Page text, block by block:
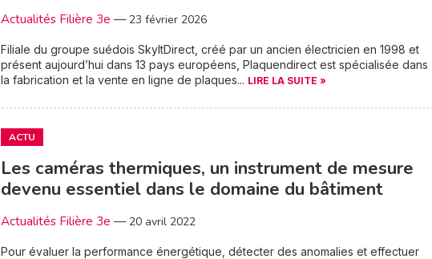
Actualités Filière 3e — 23 février 2026
Filiale du groupe suédois SkyltDirect, créé par un ancien électricien en 1998 et
présent aujourd’hui dans 13 pays européens, Plaquendirect est spécialisée dans
la fabrication et la vente en ligne de plaques... LIRE LA SUITE »
ACTU
Les caméras thermiques, un instrument de mesure
devenu essentiel dans le domaine du bâtiment
Actualités Filière 3e — 20 avril 2022
Pour évaluer la performance énergétique, détecter des anomalies et effectuer